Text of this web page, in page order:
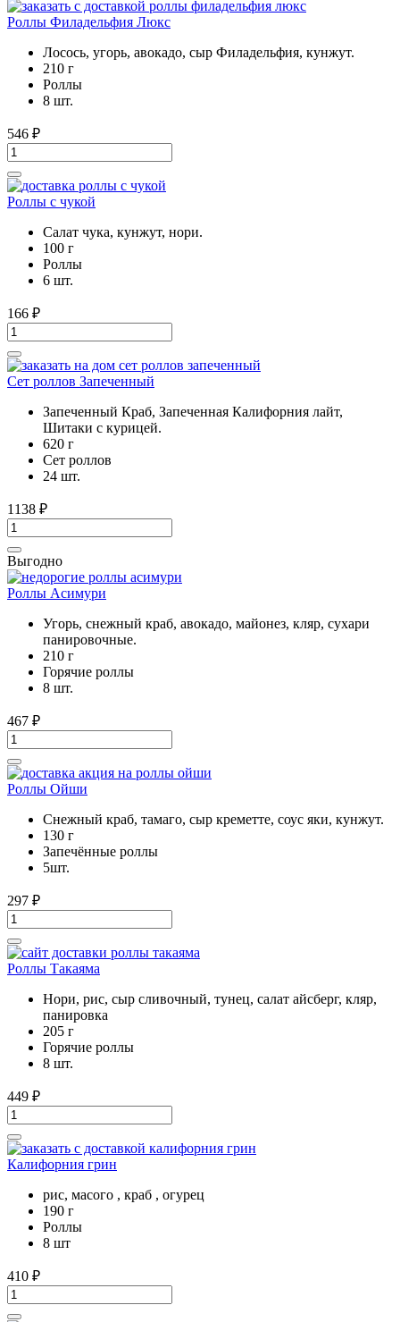
Роллы Филадельфия Люкс
Лосось, угорь, авокадо, сыр Филадельфия, кунжут.
210 г
Роллы
8 шт.
546 ₽
Роллы с чукой
Салат чука, кунжут, нори.
100 г
Роллы
6 шт.
166 ₽
Сет роллов Запеченный
Запеченный Краб, Запеченная Калифорния лайт,
Шитаки с курицей.
620 г
Сет роллов
24 шт.
1138 ₽
Выгодно
Роллы Асимури
Угорь, снежный краб, авокадо, майонез, кляр, сухари
панировочные.
210 г
Горячие роллы
8 шт.
467 ₽
Роллы Ойши
Снежный краб, тамаго, сыр креметте, соус яки, кунжут.
130 г
Запечённые роллы
5шт.
297 ₽
Роллы Такаяма
Нори, рис, сыр сливочный, тунец, салат айсберг, кляр,
панировка
205 г
Горячие роллы
8 шт.
449 ₽
Калифорния грин
рис, масого , краб , огурец
190 г
Роллы
8 шт
410 ₽